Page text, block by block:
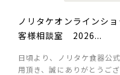
ノリタケオンラインシ
客様相談室 2026...
日頃より、ノリタケ食器公
用頂き、誠にありがとうご